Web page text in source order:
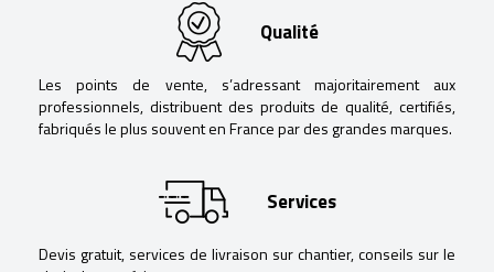
Qualité
Les points de vente, s’adressant majoritairement aux
professionnels, distribuent des produits de qualité, certifiés,
fabriqués le plus souvent en France par des grandes marques.
Services
Devis gratuit, services de livraison sur chantier, conseils sur le